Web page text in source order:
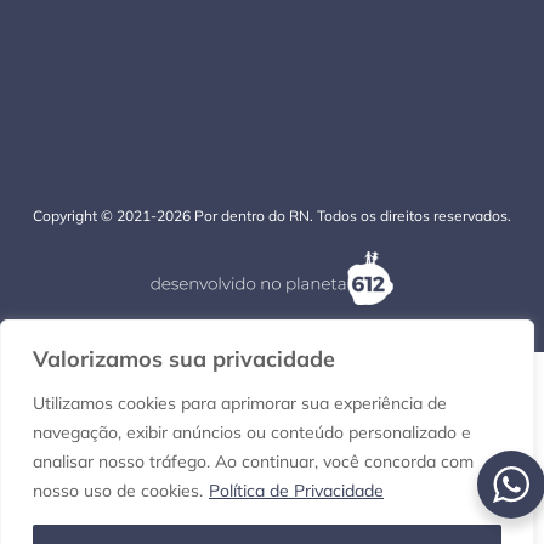
Valorizamos sua privacidade
Utilizamos cookies para aprimorar sua experiência de
navegação, exibir anúncios ou conteúdo personalizado e
analisar nosso tráfego. Ao continuar, você concorda com
nosso uso de cookies. Política de Privacidade
Copyright © 2021-2026 Por dentro do RN. Todos os direitos reservados.